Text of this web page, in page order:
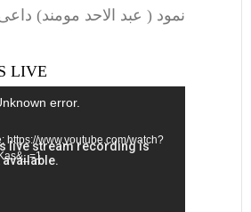
نمود ( عبد الاحد مومند)
LIVE
error.
https://www.youtube.com/watch?